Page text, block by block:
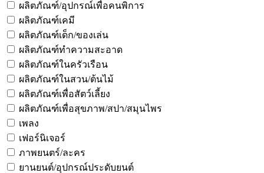
ผลิตภัณฑ์/อุปกรณ์เพื่อคนพิการ
ผลิตภัณฑ์เคมี
ผลิตภัณฑ์เด็ก/ของเล่น
ผลิตภัณฑ์ทำความสะอาด
ผลิตภัณฑ์ในครัวเรือน
ผลิตภัณฑ์ในสวน/ต้นไม้
ผลิตภัณฑ์เพื่อสัตว์เลี้ยง
ผลิตภัณฑ์เพื่อสุขภาพ/สปา/สมุนไพร
เพลง
เฟอร์นิเจอร์
ภาพยนตร์/ละคร
ยานยนต์/อุปกรณ์ประดับยนต์